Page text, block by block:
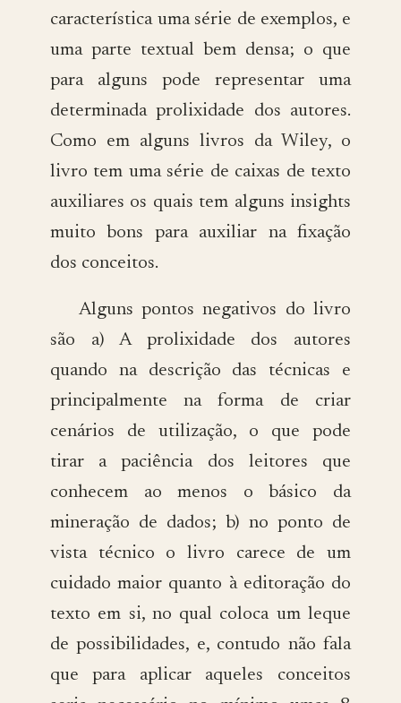
característica uma série de exemplos, e
uma parte textual bem densa; o que
para alguns pode representar uma
determinada prolixidade dos autores.
Como em alguns livros da Wiley, o
livro tem uma série de caixas de texto
auxiliares os quais tem alguns insights
muito bons para auxiliar na fixação
dos conceitos.
Alguns pontos negativos do livro
são a) A prolixidade dos autores
quando na descrição das técnicas e
principalmente na forma de criar
cenários de utilização, o que pode
tirar a paciência dos leitores que
conhecem ao menos o básico da
mineração de dados; b) no ponto de
vista técnico o livro carece de um
cuidado maior quanto à editoração do
texto em si, no qual coloca um leque
de possibilidades, e, contudo não fala
que para aplicar aqueles conceitos